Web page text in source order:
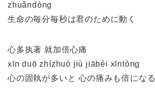
zhuǎndòng
生命の毎分毎秒は君のために動く
心多执著 就加倍心痛
xīn duō zhízhuó jiù jiābèi xīntòng
心の固執が多いと 心の痛みも倍になる